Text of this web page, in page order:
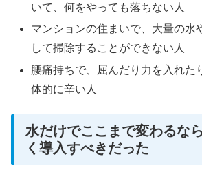
いて、何をやっても落ちない人
マンションの住まいで、大量の水
して掃除することができない人
腰痛持ちで、屈んだり力を入れた
体的に辛い人
水だけでここまで変わるな
く導入すべきだった